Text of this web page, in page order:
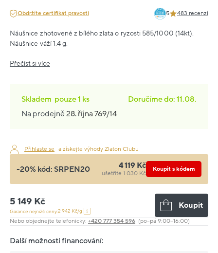
Obdržíte certifikát pravosti 5 483 recenzí
Náušnice zhotovené z bílého zlata o ryzosti 585/1000 (14kt).
Náušnice váží 1.4 g.
Přečíst si více
Skladem pouze1 ks
Doručíme do: 11.08.
Na prodejně28. října 769/14
Přihlaste se a získejte výhody Zlaton Clubu
-20% kód: SRPEN20 4 119 Kč
ušetříte 1 030 Kč
Koupit s kódem
5 149 Kč
Garance nejnižší ceny:2 942 Kč/g
Koupit
Nebo objednejte telefonicky: +420 777 354 596 (po–pá 9:00–16:00)
Další možnosti financování: